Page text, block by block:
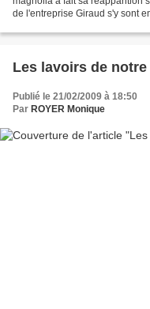
de l'entreprise Giraud s'y sont
Les lavoirs de
Publié le 21/02/2009 à 18:50
Par ROYER Monique